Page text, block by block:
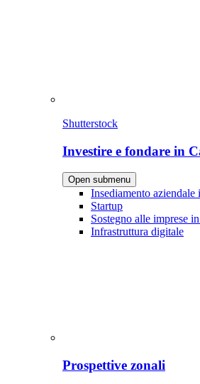
Shutterstock
Investire e fondare in
Open submenu
Insediamento aziendale
Startup
Sostegno alle imprese
Infrastruttura digitale
Prospettive zonali